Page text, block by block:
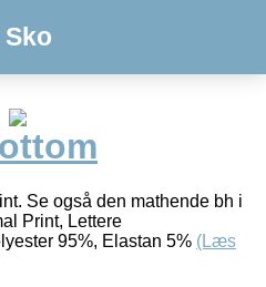
Sko
Se også den mathende bh i
Print, Lettere
95%, Elastan 5% (Læs